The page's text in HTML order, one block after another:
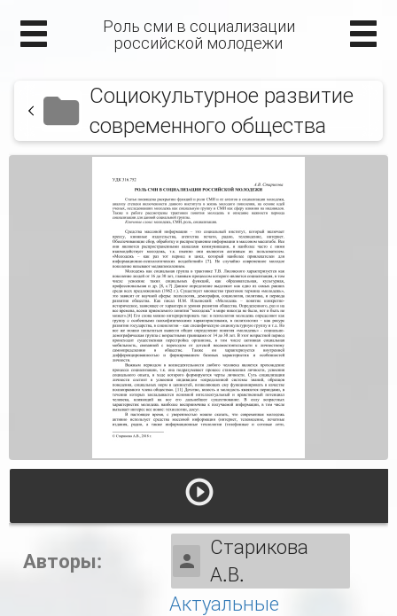
Роль сми в социализации
российской молодежи
Социокультурное развитие
современного общества
Авторы:
Старикова
А.В.
Актуальные